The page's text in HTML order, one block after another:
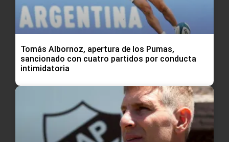
Tomás Albornoz, apertura de los Pumas,
sancionado con cuatro partidos por conducta
intimidatoria